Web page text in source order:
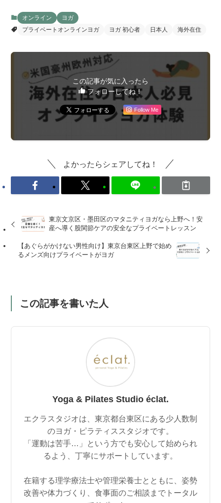
オンライン
ヨガ
プライベートオンラインヨガ
ヨガ 初心者 日本人 海外在住
この記事が気に入ったら
フォローしてね！
Follow Me
よかったらシェアしてね！
東京文京区・墨田区のマタニティヨガなら上野へ！安
産へ導く股関節ケアの安全なプライベートレッスン
【あぐらがかけない男性向け】東京台東区上野で始め
るメンズ向けプライベートがヨガ
この記事を書いた人
Yoga & Pilates Studio éclat.
エクラスタジオは、東京都台東区にある少人数制
のヨガ・ピラティススタジオです。
「運動は苦手…」という方でも安心して始められ
るよう、丁寧にサポートしています。
在籍する理学療法士や管理栄養士とともに、姿勢
改善や体力づくり、食事面のご相談までトータル